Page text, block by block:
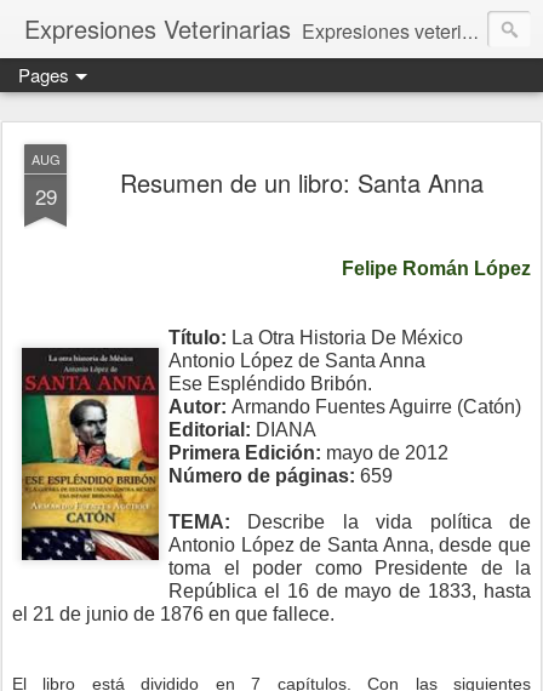
Expresiones Veterinarias Expresiones veterinarias es una publicación en linea de la biblioteca de la Facultad de Veterinaria y Zootecnia de la UNAM
Pages
AUG
29 Resumen de un libro: Santa Anna
Felipe Román López
Título: La Otra Historia De México
Antonio López de Santa Anna
Ese Espléndido Bribón.
Autor: Armando Fuentes Aguirre (Catón)
Editorial: DIANA
Primera Edición: mayo de 2012
Número de páginas: 659
TEMA: Describe la vida política de
Antonio López de Santa Anna, desde que
toma el poder como Presidente de la
República el 16 de mayo de 1833, hasta
el 21 de junio de 1876 en que fallece.
El libro está dividido en 7 capítulos. Con las siguientes